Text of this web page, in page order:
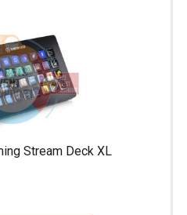
Stream Deck XL